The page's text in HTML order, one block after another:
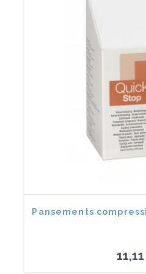
Pansements